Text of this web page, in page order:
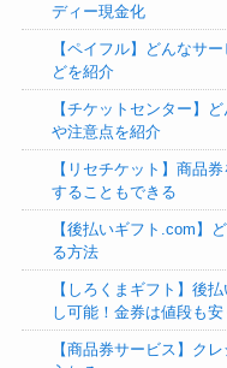
ディー現金化
【ペイフル】どんなサ
どを紹介
【チケットセンター】
や注意点を紹介
【リセチケット】商品
することもできる
【後払いギフト.com】
る方法
【しろくまギフト】後
し可能！金券は値段も
【商品券サービス】ク